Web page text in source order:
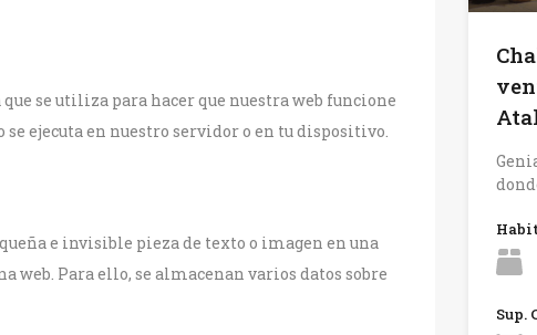
se utiliza para hacer que nuestra web funcione
ejecuta en nuestro servidor o en tu dispositivo.
e invisible pieza de texto o imagen en una
web. Para ello, se almacenan varios datos sobre
Sup.